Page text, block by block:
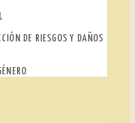
DE RIESGOS Y DAÑOS